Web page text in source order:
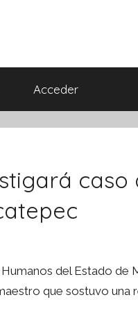
Acceder
del Estado de
que sostuvo una